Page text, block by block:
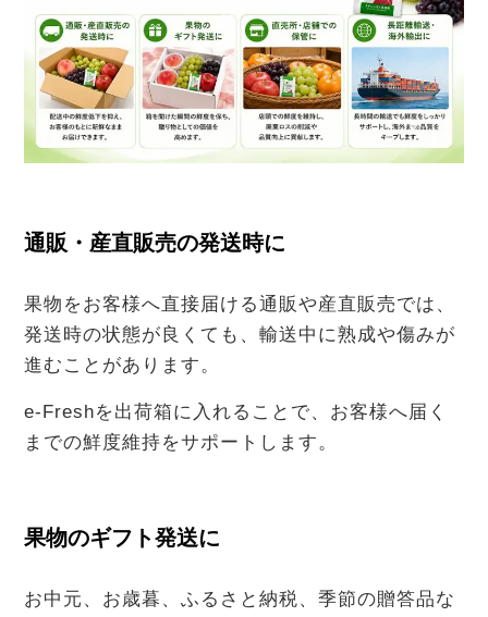
通販・産直販売の発送時に
果物をお客様へ直接届ける通販や産直販売では、
発送時の状態が良くても、輸送中に熟成や傷みが
進むことがあります。
e-Freshを出荷箱に入れることで、お客様へ届く
までの鮮度維持をサポートします。
果物のギフト発送に
お中元、お歳暮、ふるさと納税、季節の贈答品な